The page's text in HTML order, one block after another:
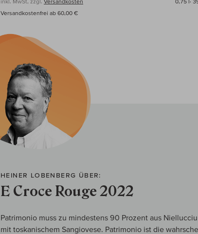
inkl. MwSt, zzgl. Versandkosten 0,75 l·
Versandkostenfrei ab 60,00 €
HEINER LOBENBERG ÜBER:
E Croce Rouge 2022
Patrimonio muss zu mindestens 90 Prozent aus
mit toskanischem Sangiovese. Patrimonio ist die